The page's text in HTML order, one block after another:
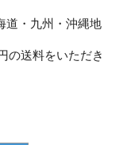
道・九州・沖縄地
の送料をいただき